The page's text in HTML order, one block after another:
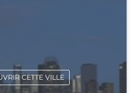
CETTE VILLE